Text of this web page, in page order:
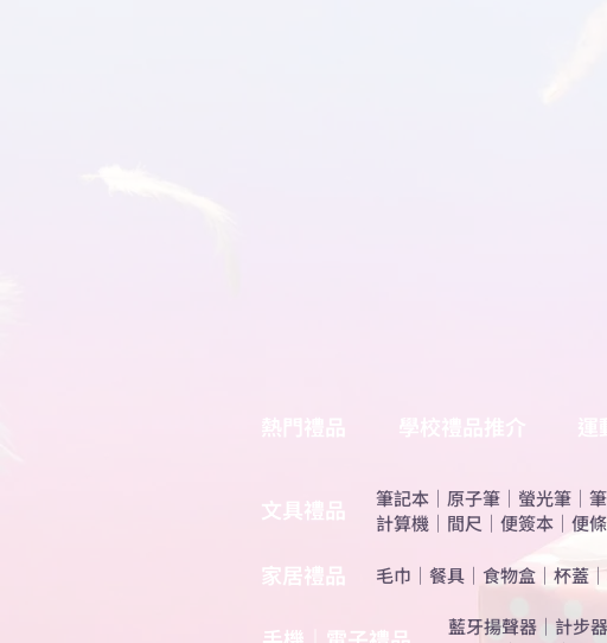
熱門禮品 學校禮品推介 運
​文具禮品 筆記本 ｜ 原子筆 ｜ 螢光筆 ｜
計算機 ｜ 間尺 ｜ 便簽本 ｜ 便
​家居禮品 ​毛巾 ｜ 餐具 ｜ 食物盒 ｜ 杯蓋 ｜
​藍牙揚聲器 ｜ 計步器